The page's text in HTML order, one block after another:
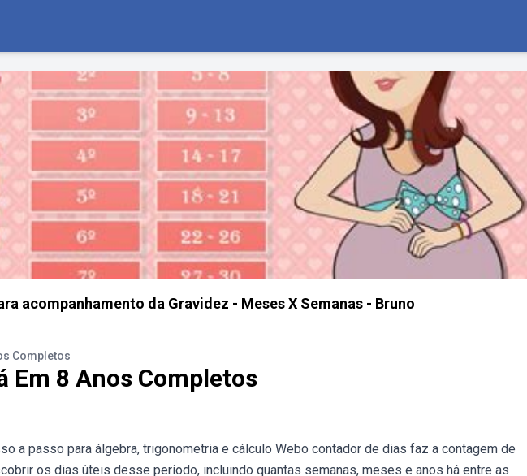
acompanhamento da Gravidez - Meses X Semanas - Bruno
Completos
Em 8 Anos Completos
a passo para álgebra, trigonometria e cálculo Webo contador de dias faz a contagem de
os dias úteis desse período, incluindo quantas semanas, meses e anos há entre as